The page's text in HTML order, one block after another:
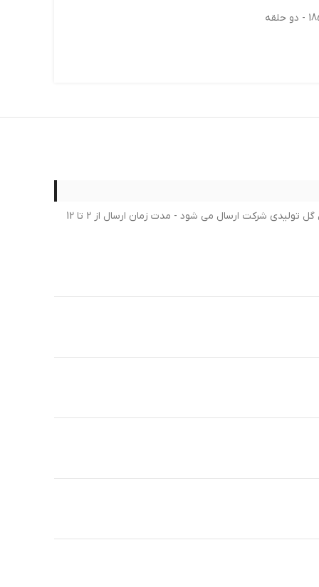
لطفا در خرید خود کمال دقت را داشته بعد از ثبت سفارش امکان لغو یا تغییر سفارش امکان پذیر نمی باشد - برای محصولات لاستیک جدیدترین گل تولیدی شرکت ارسال می شود - مدت زمان ارسال از 2 تا 12